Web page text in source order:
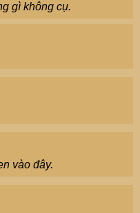
gì không cụ.
vào đây.